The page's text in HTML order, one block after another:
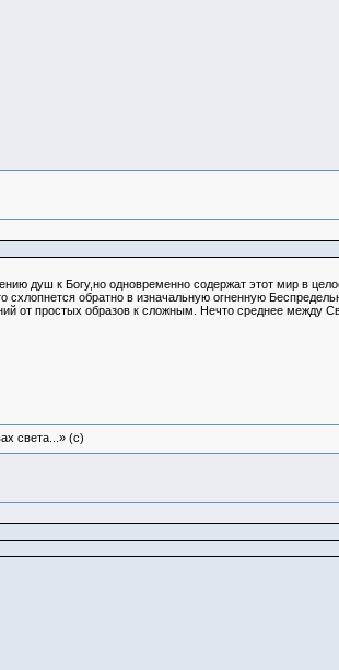
душ к Богу,но одновременно содержат этот мир в
обратно в изначальную огненную
от простых образов к сложным. Нечто среднее
света...» (c)